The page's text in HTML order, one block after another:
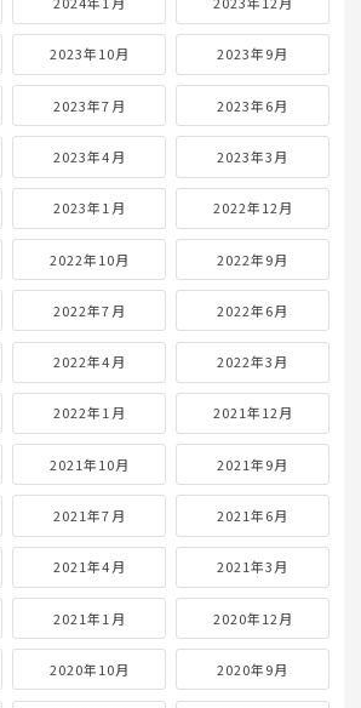
2023年10月 2023年9月
2023年7月 2023年6月
2023年4月 2023年3月
2023年1月 2022年12月
2022年10月 2022年9月
2022年7月 2022年6月
2022年4月 2022年3月
2022年1月 2021年12月
2021年10月 2021年9月
2021年7月 2021年6月
2021年4月 2021年3月
2021年1月 2020年12月
2020年10月 2020年9月